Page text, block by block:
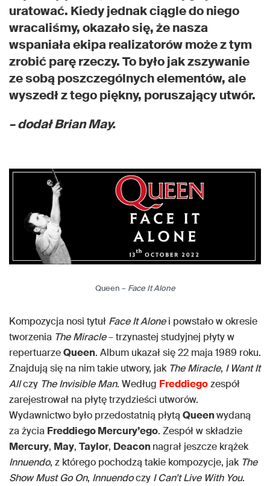
uratować. Kiedy jednak ciągle do niego
wracaliśmy, okazało się, że nasza
wspaniała ekipa realizatorów może z tym
zrobić parę rzeczy. To było jak zszywanie
ze sobą poszczególnych elementów, ale
wyszedł z tego piękny, poruszający utwór.
– dodał Brian May.
Queen – Face It Alone
Kompozycja nosi tytuł Face It Alonei powstało w okresie
tworzenia The Miracle– trzynastej studyjnej płyty w
repertuarzeQueen. Album ukazał się 22 maja 1989 roku.
Znajdują się na nim takie utwory, jak The Miracle, I Want It
Allczy The Invisible Man. Według Freddiegozespół
zarejestrował na płytę trzydzieści utworów.
Wydawnictwo było przedostatnią płytąQueenwydaną
za życia Freddiego Mercury’ego. Zespół w składzie
Mercury, May, Taylor, Deaconnagrał jeszcze krążek
Innuendo, z którego pochodzą takie kompozycje, jak The
Show Must Go On, Innuendoczy I Can’t Live With You.